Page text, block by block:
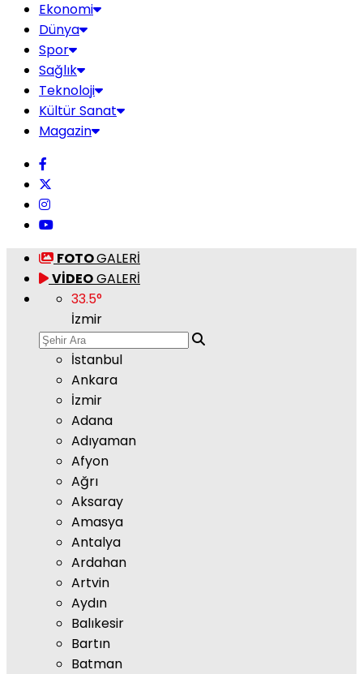
Ekonomi
Dünya
Spor
Sağlık
Teknoloji
Kültür Sanat
Magazin
FOTOGALERİ
VİDEOGALERİ
33.5°
İzmir
İstanbul
Ankara
İzmir
Adana
Adıyaman
Afyon
Ağrı
Aksaray
Amasya
Antalya
Ardahan
Artvin
Aydın
Balıkesir
Bartın
Batman